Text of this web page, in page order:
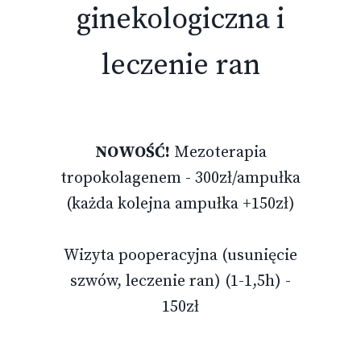
ginekologiczna i
leczenie ran
NOWOŚĆ! Mezoterapia
tropokolagenem - 300zł/ampułka
(każda kolejna ampułka +150zł)
Wizyta pooperacyjna (usunięcie
szwów, leczenie ran) (1-1,5h) -
150zł